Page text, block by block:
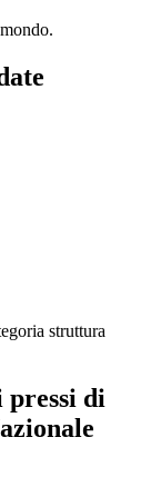
struttura
pressi di